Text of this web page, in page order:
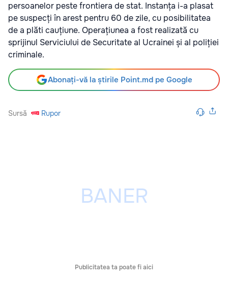
persoanelor peste frontiera de stat. Instanța i-a plasat
pe suspecți în arest pentru 60 de zile, cu posibilitatea
de a plăti cauțiune. Operațiunea a fost realizată cu
sprijinul Serviciului de Securitate al Ucrainei și al poliției
criminale.
Abonați-vă la știrile Point.md pe Google
Sursă Rupor
Publicitatea ta poate fi aici